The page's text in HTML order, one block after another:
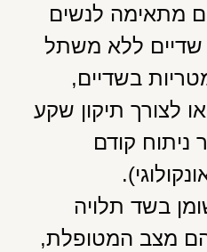
מתאימה לנשים
שדיים ללא משתל
בשדיים,
לצורך תיקון שקע
ניתוח קודם
בשד תלויה
מצב המטופלת,